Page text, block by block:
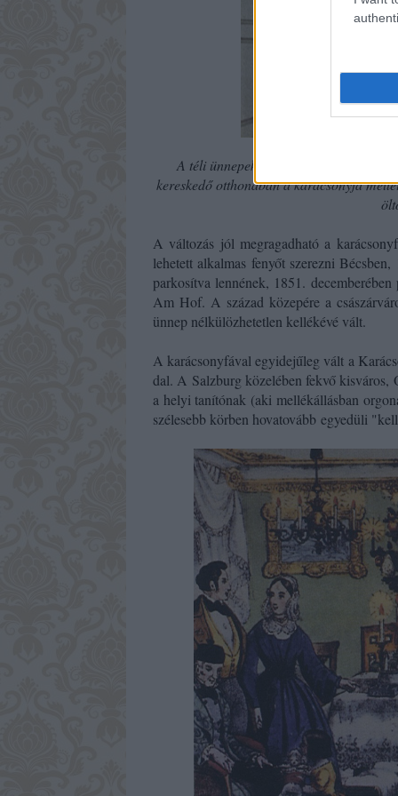
A téli ünnepek szokásai eleinte össze is
kereskedő otthonában a karácsonyfa
A változás jól megragadható a
lehetett alkalmas fenyőt szerezni
parkosítva lennének, 1851.
Am Hof. A század közepére a
ünnep nélkülözhetetlen kellékévé vált.
A karácsonyfával egyidejűleg vált a
dal. A Salzburg közelében fekvő kisváros,
a helyi tanítónak (aki mellékállásban
szélesebb körben hovatovább egyedüli